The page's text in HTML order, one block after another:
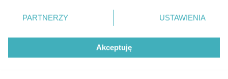
Facebook.com
Youtube.com
zmienić/wycofać klikając przycisk ustawień prywatności
znajdujący się w lewym dolnym rogu strony
. Niektóre
użytkownika, ale masz prawo sprzeciwić się takiemu
przetwarzaniu. Preferencje będą miały zastosowania tylko
PARTNERZY USTAWIENIA
Akceptuję